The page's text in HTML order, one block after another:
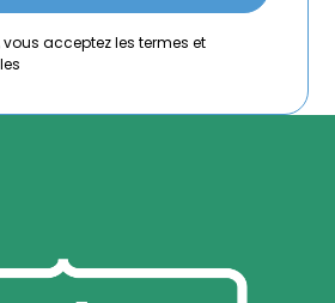
acceptez les termes et